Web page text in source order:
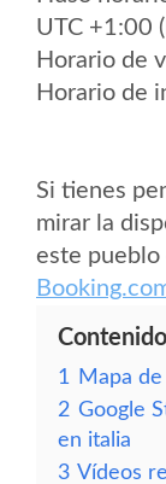
UTC +1:00
Horario de
Horario de
Si tienes
mirar la
este pueblo
1
Mapa
2 Google
en italia
3 Vídeos